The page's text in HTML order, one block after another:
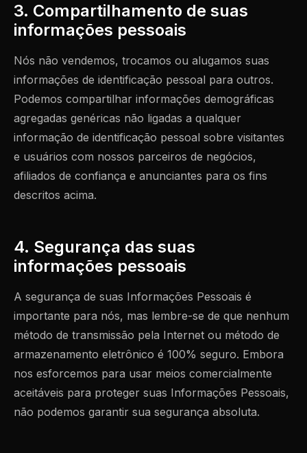
3. Compartilhamento de suas
informações pessoais
Nós não vendemos, trocamos ou alugamos suas
informações de identificação pessoal para outros.
Podemos compartilhar informações demográficas
agregadas genéricas não ligadas a qualquer
informação de identificação pessoal sobre visitantes
e usuários com nossos parceiros de negócios,
afiliados de confiança e anunciantes para os fins
descritos acima.
4. Segurança das suas
informações pessoais
A segurança de suas Informações Pessoais é
importante para nós, mas lembre-se de que nenhum
método de transmissão pela Internet ou método de
armazenamento eletrônico é 100% seguro. Embora
nos esforcemos para usar meios comercialmente
aceitáveis para proteger suas Informações Pessoais,
não podemos garantir sua segurança absoluta.